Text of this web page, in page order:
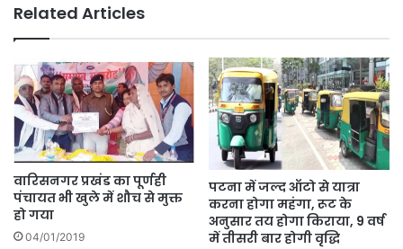
Related Articles
वारिसनगर प्रखंड का पूर्णही
पंचायत भी खुले में शौच से मुक्त
हो गया
04/01/2019
पटना में जल्द ऑटो से यात्रा
करना होगा महंगा, रूट के
अनुसार तय होगा किराया, 9 वर्ष
में तीसरी बार होगी वृद्धि